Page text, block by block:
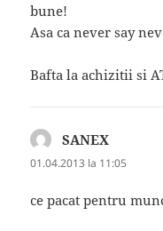
bune!
Asa ca never say
Bafta la achizitii si
SANEX
01.04.2013 la 11:05
ce pacat pentru